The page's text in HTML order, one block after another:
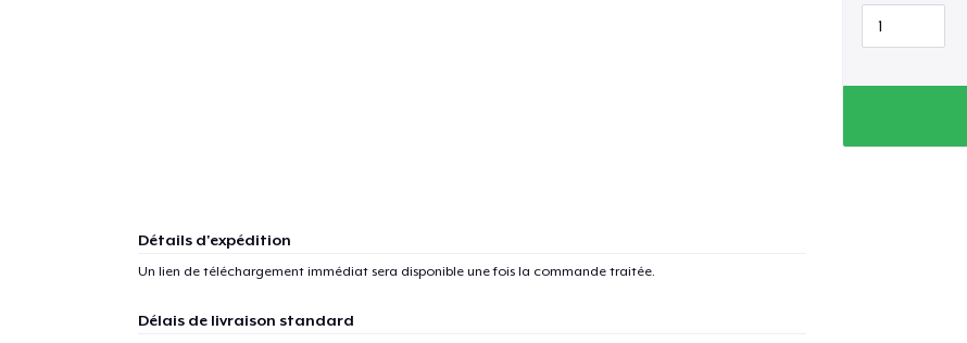
Détails d'expédition
Un lien de téléchargement immédiat sera disponible une fois la commande traitée.
Délais de livraison standard